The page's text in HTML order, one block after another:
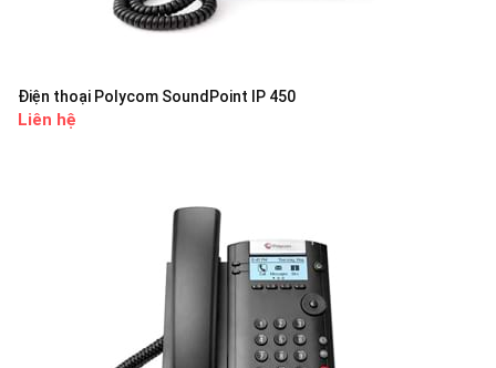
Điện thoại Polycom SoundPoint IP 450
Liên hệ